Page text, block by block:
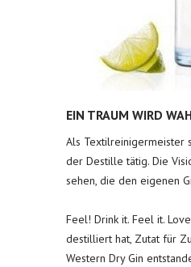
EIN TRAUM WIRD
Als Textilreinigermeister
der Destille tätig. Die
sehen, die den eigenen
Feel! Drink it. Feel it.
destilliert hat, Zutat für
Western Dry Gin